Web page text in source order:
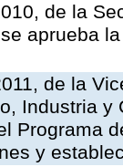
de la
aprueba
de la
Industria
Programa
y